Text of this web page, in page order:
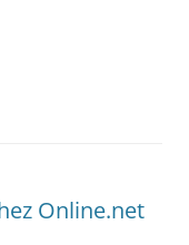
Online.net